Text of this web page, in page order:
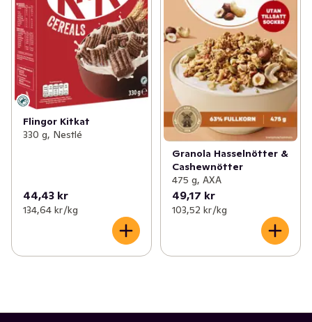
Flingor Kitkat
330 g, Nestlé
44,43 kr
134,64 kr /kg
Granola Hasselnötter &
Cashewnötter
475 g, AXA
49,17 kr
103,52 kr /kg